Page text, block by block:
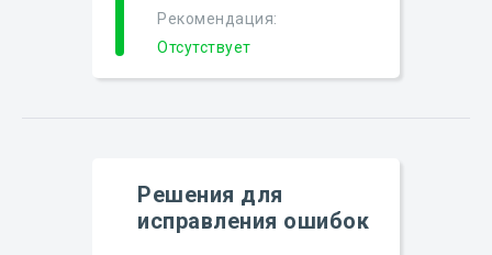
Рекомендация:
Отсутствует
Решения для
исправления ошибок